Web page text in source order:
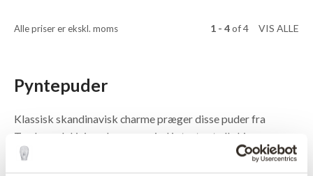
Alle priser er ekskl. moms 1 - 4of4 VIS ALLE
Pyntepuder
Klassisk skandinavisk charme præger disse puder fra
Trademark Living, der passer ind i stort set alle hjem.
Puderne kan give din sofa et pift, men vi har også prioriteret
at kvaliteten på puden er rar at sidde og ligge op ad. Disse